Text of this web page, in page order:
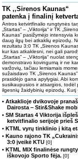
TK ,,Sirenos Kaunas“
patenka į finalinį
Antros ketvirtfinalio rungtynės
„Startas” – „Viktorija“ ir TK
Kaunas” pasižymėjo intensyvia
daug ilgų bei atkaklių epizodų.
rezultatu 3:0 TK „Sirenos
kur kas atkaklesni, nei gali
„Startas” – „Viktorija“ nuolat
demonstravo kovingumą ir ne
varžovių, tačiau lemiamais
sužaisdavo TK „Sirenos
prasidėjo gana apylygiai. Abi
susikaupusios ir atsargios, todėl
ilgesnių žaidybinių epizodų. Kurį
• Atkaklioje dvikovoje
Dairosta ‒ Stir&Shake
• SM Startas 4 Viktorija
ketvitfinalio serijoje prieš
• KTML vyrų tinklinio į kitą
• Kauno rajono TK
3:0 įveikė KTU [0]
• KTML MIX finalinėse
iškovojo Sporto fėja. [0]